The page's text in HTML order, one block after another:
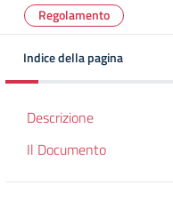
Regolamento
Indice della pagina
Descrizione
Il Documento